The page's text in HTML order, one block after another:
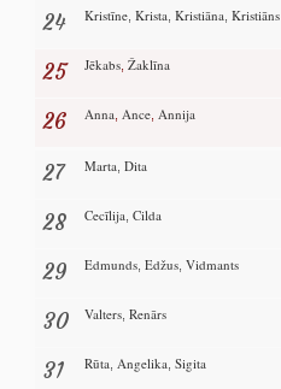
24 Kristīne, Krista Kristiāna Kristiāns
25 Jēkabs, Žaklīna
26 Anna Ance, Annija
27 Marta Dita
28 Cecīlija Cilda
29 Edmunds, Edžus, Vidmants
30 Valters, Renārs
31 Rūta Angelika Sigita